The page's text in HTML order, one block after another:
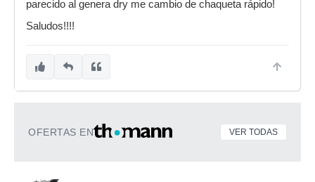
parecido al genera dry me cambio de chaqueta rápido!
Saludos!!!!
OFERTAS EN VER TODAS